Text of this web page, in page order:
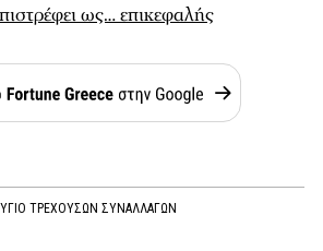
ως… επικεφαλής
ΤΡΕΧΟΥΣΩΝ ΣΥΝΑΛΛΑΓΩΝ